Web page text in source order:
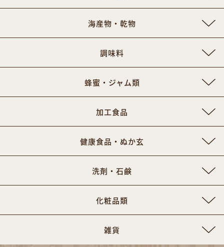
海産物・乾物
調味料
蜂蜜・ジャム類
加工食品
健康食品・ぬか玄
洗剤・石鹸
化粧品類
雑貨